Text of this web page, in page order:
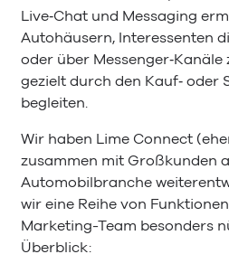
Live‑Chat und Messaging
Autohäusern, Interessenten
oder über
gezielt durch den Kauf‑ oder
begleiten.
Wir haben Lime Connect
zusammen mit Großkunden
Automobilbranche
wir eine Reihe von
Marketing-Team besonders
Überblick: